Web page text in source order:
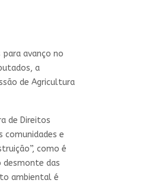
avanço no
a
de Agricultura
de Direitos
comunidades e
como é
desmonte das
ambiental é